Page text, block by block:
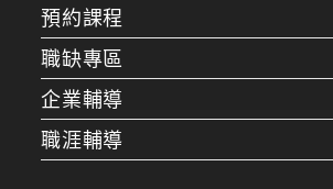
預約課程
職缺專區
企業輔導
職涯輔導